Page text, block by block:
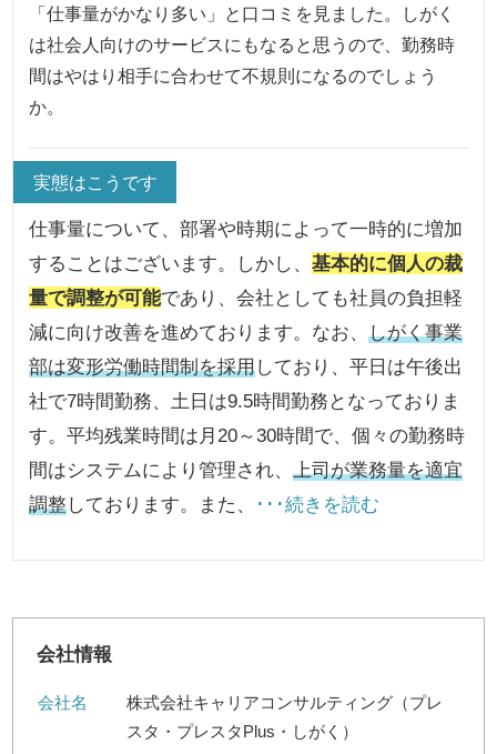
「仕事量がかなり多い」と口コミを見ました。しがく
は社会人向けのサービスにもなると思うので、勤務時
間はやはり相手に合わせて不規則になるのでしょう
か。
実態はこうです
仕事量について、部署や時期によって一時的に増加
することはございます。しかし、基本的に個人の裁
量で調整が可能であり、会社としても社員の負担軽
減に向け改善を進めております。なお、しがく事業
部は変形労働時間制を採用しており、平日は午後出
社で7時間勤務、土日は9.5時間勤務となっておりま
す。平均残業時間は月20～30時間で、個々の勤務時
間はシステムにより管理され、上司が業務量を適宜
調整しております。また、 ･･･続きを読む
会社情報
会社名
株式会社キャリアコンサルティング（プレ
スタ・プレスタPlus・しがく）